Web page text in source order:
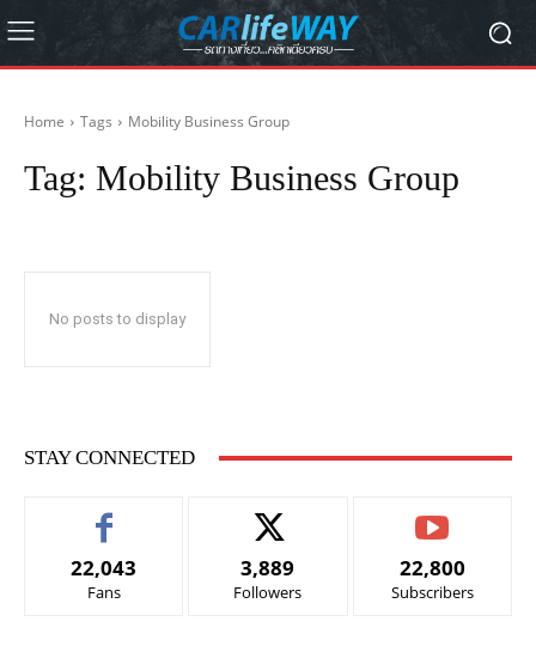
Home Tags Mobility Business Group
Tag: Mobility Business Group
No posts to display
STAY CONNECTED
22,043
Fans
3,889
Followers
22,800
Subscribers